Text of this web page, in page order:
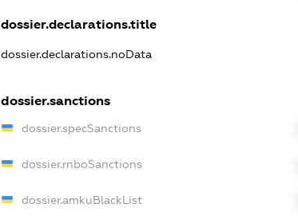
dossier.declarations.title
dossier.declarations.noData
dossier.sanctions
dossier.specSanctions
dossier.rnboSanctions
dossier.amkuBlackList